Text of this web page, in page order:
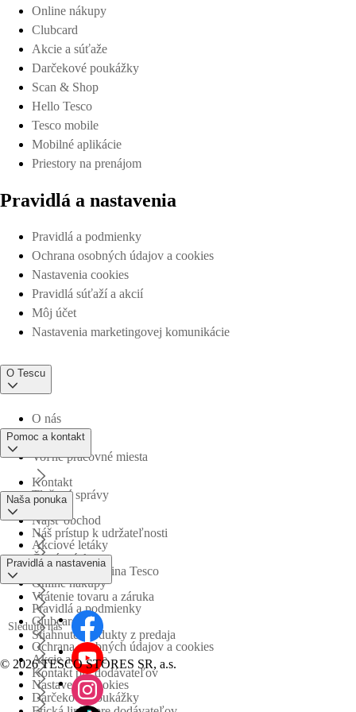
Online nákupy
Clubcard
Akcie a súťaže
Darčekové poukážky
Scan & Shop
Hello Tesco
Tesco mobile
Mobilné aplikácie
Priestory na prenájom
Pravidlá a nastavenia
Pravidlá a podmienky
Ochrana osobných údajov a cookies
Nastavenia cookies
Pravidlá súťaží a akcií
Môj účet
Nastavenia marketingovej komunikácie
O Tescu
O nás
Voľné pracovné miesta
Tlačové správy
Náš prístup k udržateľnosti
Obchodná skupina Tesco
Pomoc a kontakt
Kontakt
Nájsť obchod
Časté otázky
Vrátenie tovaru a záruka
Stiahnuté produkty z predaja
Kontakt pre dodávateľov
Naša ponuka
Akciové letáky
Online nákupy
Clubcard
Akcie a súťaže
Darčekové poukážky
Pravidlá a nastavenia
Pravidlá a podmienky
Ochrana osobných údajov a cookies
Nastavenia cookies
Sledujte nás
© 2026 TESCO STORES SR, a.s.